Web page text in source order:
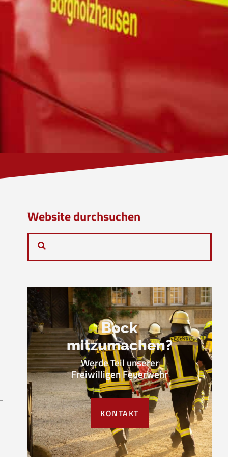
Website durchsuchen
Bock
mitzumachen?
Werde Teil unserer
Freiwilligen Feuerwehr
KONTAKT